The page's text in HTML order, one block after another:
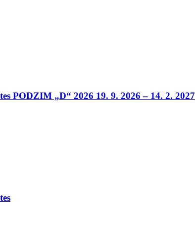
PODZIM „D“ 2026 19. 9. 2026 – 14. 2. 2027